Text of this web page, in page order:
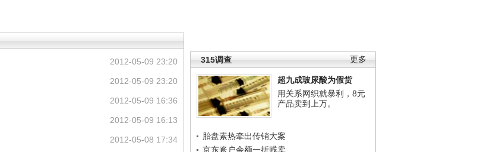
更多
315调查
超九成玻尿酸为假货
用关系网织就暴利，8元
产品卖到上万。
胎盘素热牵出传销大案
京东账户余额一折贱卖
2012-05-09 23:20
2012-05-09 23:20
2012-05-09 16:36
2012-05-09 16:13
2012-05-08 17:34